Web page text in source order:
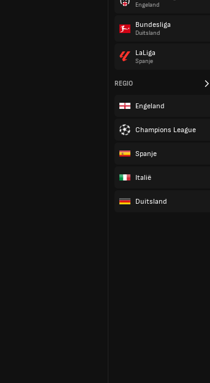
Engeland
Bundesliga
Duitsland
LaLiga
Spanje
REGIO
Engeland
Champions League
Spanje
Italië
Duitsland